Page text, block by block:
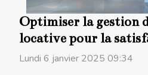
Optimiser la gestion
locative pour la
Lundi 6 janvier 2025 09:34